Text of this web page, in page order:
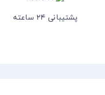
پشتیبانی ۲۴ ساعته